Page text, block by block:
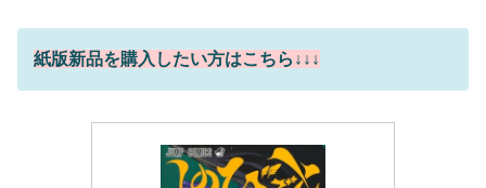
紙版新品を購入したい方はこちら↓↓↓